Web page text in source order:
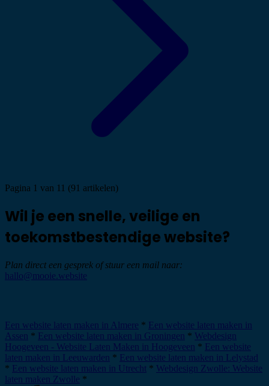
Pagina 1 van 11 (91 artikelen)
Wil je een snelle, veilige en
toekomstbestendige website?
Plan direct een gesprek of stuur een mail naar:
hallo@mooie.website
Een website laten maken in Almere * Een website laten maken in
Assen * Een website laten maken in Groningen * Webdesign
Hoogeveen - Website Laten Maken in Hoogeveen * Een website
laten maken in Leeuwarden * Een website laten maken in Lelystad
* Een website laten maken in Utrecht * Webdesign Zwolle: Website
laten maken Zwolle *